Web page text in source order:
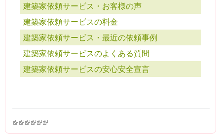
建築家依頼サービス・お客様の声
建築家依頼サービスの料金
建築家依頼サービス・最近の依頼事例
建築家依頼サービスのよくある質問
建築家依頼サービスの安心安全宣言
(link is external)
(link is external)
(link is external)
(link is external)
(link is external)
(link is external)